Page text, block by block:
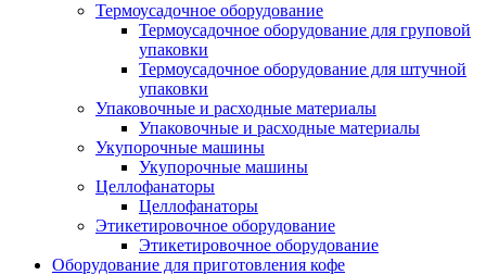
Термоусадочное оборудование
Термоусадочное оборудование для груповой
упаковки
Термоусадочное оборудование для штучной
упаковки
Упаковочные и расходные материалы
Упаковочные и расходные материалы
Укупорочные машины
Укупорочные машины
Целлофанаторы
Целлофанаторы
Этикетировочное оборудование
Этикетировочное оборудование
Оборудование для приготовления кофе